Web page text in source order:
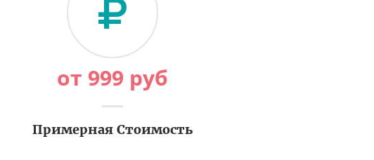
от 999 руб
Примерная Стоимость